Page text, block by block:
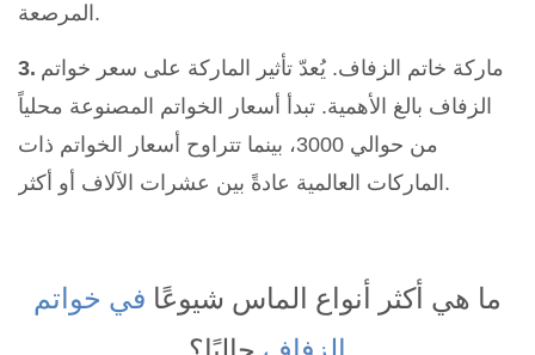
المرصعة.
3. ماركة خاتم الزفاف. يُعدّ تأثير الماركة على سعر خواتم
الزفاف بالغ الأهمية. تبدأ أسعار الخواتم المصنوعة محلياً
من حوالي 3000، بينما تتراوح أسعار الخواتم ذات
الماركات العالمية عادةً بين عشرات الآلاف أو أكثر.
ما هي أكثر أنواع الماس شيوعًا في خواتم